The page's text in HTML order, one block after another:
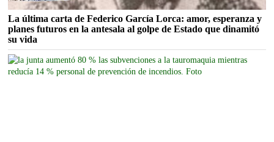
La última carta de Federico García Lorca: amor, esperanza y
planes futuros en la antesala al golpe de Estado que dinamitó
su vida